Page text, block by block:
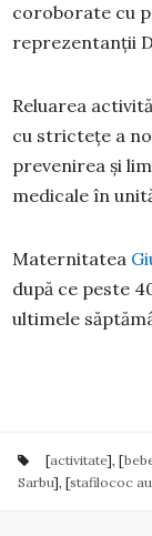
coroborate cu
reprezentanții
Reluarea
cu strictețe a
prevenirea și
medicale în
Maternitatea
după ce peste
ultimele
[activitate], [
Sarbu], [stafilococ